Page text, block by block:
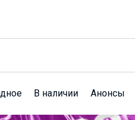
В наличии Анонсы